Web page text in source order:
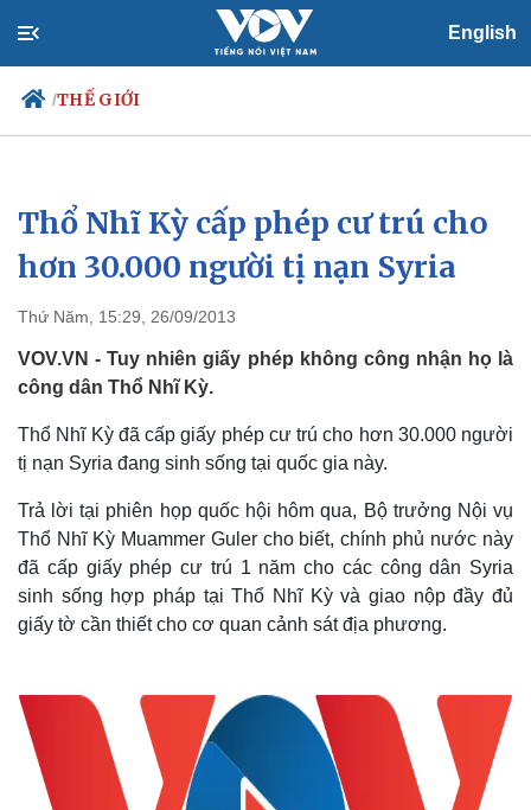
English
/THẾ GIỚI
Chính trị
Đảng
Tổ chức nhân sự
Nhận diện sự thật
Xã hội
Tin 24h
Dự báo thời tiết
Việc làm
Thổ Nhĩ Kỳ cấp phép cư trú cho
hơn 30.000 người tị nạn Syria
Thứ Năm, 15:29, 26/09/2013
VOV.VN - Tuy nhiên giấy phép không công nhận họ là
công dân Thổ Nhĩ Kỳ.
Thổ Nhĩ Kỳ đã cấp giấy phép cư trú cho hơn 30.000 người
tị nạn Syria đang sinh sống tại quốc gia này.
Trả lời tại phiên họp quốc hội hôm qua, Bộ trưởng Nội vụ
Thổ Nhĩ Kỳ Muammer Guler cho biết, chính phủ nước này
đã cấp giấy phép cư trú 1 năm cho các công dân Syria
sinh sống hợp pháp tại Thổ Nhĩ Kỳ và giao nộp đầy đủ
giấy tờ cần thiết cho cơ quan cảnh sát địa phương.